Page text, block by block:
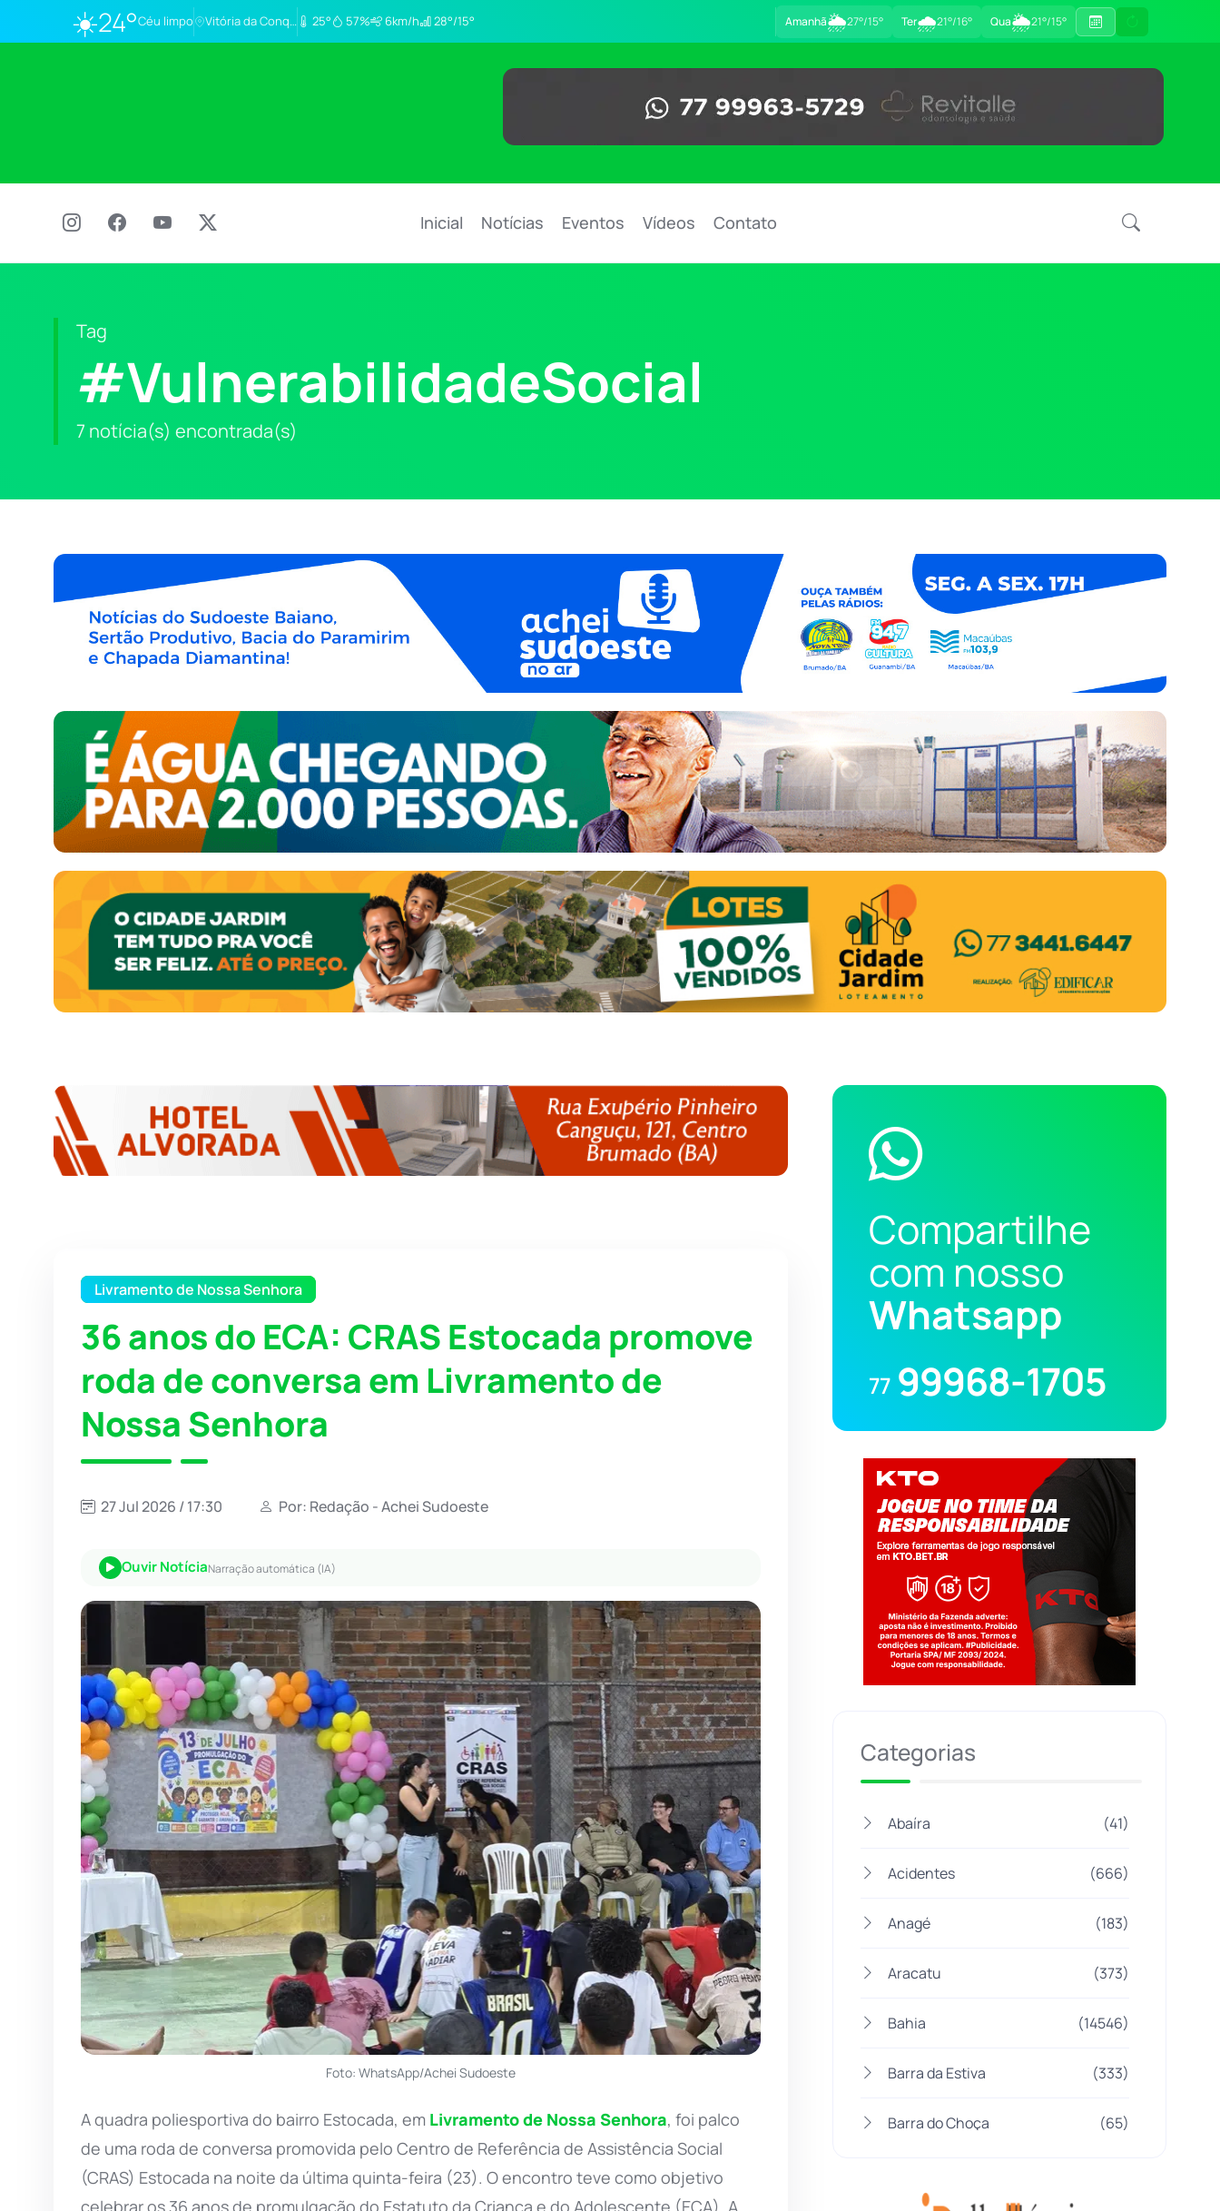
☀️24°Céu limpo Vitória da Conq… 25° 57% 6km/h 28°/15° Amanhã🌦27°/15° Ter🌧21°/16° Qua🌦21°/15°
Inicial Notícias Eventos Vídeos Contato
Tag
#VulnerabilidadeSocial
7 notícia(s) encontrada(s)
Livramento de Nossa Senhora
36 anos do ECA: CRAS Estocada promove
roda de conversa em Livramento de
Nossa Senhora
27 Jul 2026 / 17:30 Por: Redação - Achei Sudoeste
Ouvir NotíciaNarração automática (IA)
Foto: WhatsApp/Achei Sudoeste
A quadra poliesportiva do bairro Estocada, em Livramento de Nossa Senhora, foi palco
de uma roda de conversa promovida pelo Centro de Referência de Assistência Social
(CRAS) Estocada na noite da última quinta-feira (23). O encontro teve como objetivo
celebrar os 36 anos de promulgação do Estatuto da Criança e do Adolescente (ECA). A
Compartilhe
com nosso
Whatsapp
77 99968-1705
Categorias
Abaíra (41)
Acidentes (666)
Anagé (183)
Aracatu (373)
Bahia (14546)
Barra da Estiva (333)
Barra do Choça (65)